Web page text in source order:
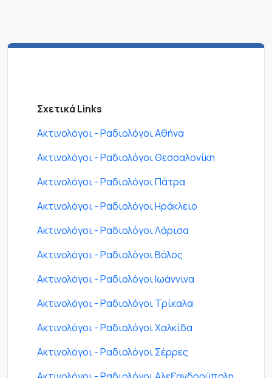
Σχετικά Links
Ακτινολόγοι - Ραδιολόγοι Αθήνα
Ακτινολόγοι - Ραδιολόγοι Θεσσαλονίκη
Ακτινολόγοι - Ραδιολόγοι Πάτρα
Ακτινολόγοι - Ραδιολόγοι Ηράκλειο
Ακτινολόγοι - Ραδιολόγοι Λάρισα
Ακτινολόγοι - Ραδιολόγοι Βόλος
Ακτινολόγοι - Ραδιολόγοι Ιωάννινα
Ακτινολόγοι - Ραδιολόγοι Τρίκαλα
Ακτινολόγοι - Ραδιολόγοι Χαλκίδα
Ακτινολόγοι - Ραδιολόγοι Σέρρες